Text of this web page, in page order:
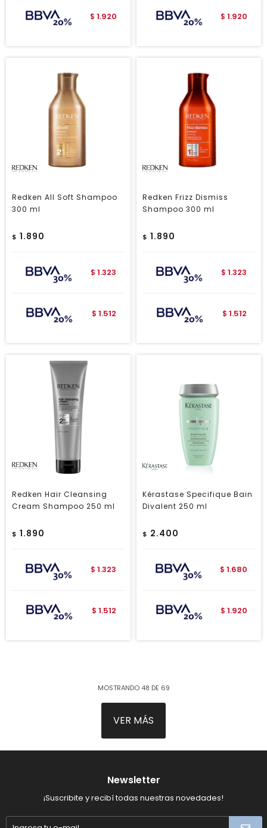
$ 1.920 $ 1.920
Redken All Soft Shampoo
300 ml
$ 1.890
$ 1.323
$ 1.512
Redken Frizz Dismiss
Shampoo 300 ml
$ 1.890
$ 1.323
$ 1.512
Redken Hair Cleansing
Cream Shampoo 250 ml
$ 1.890
$ 1.323
$ 1.512
Kérastase Specifique Bain
Divalent 250 ml
$ 2.400
$ 1.680
$ 1.920
MOSTRANDO 48 DE 69
VER MÁS
Newsletter
¡Suscribite y recibí todas nuestras novedades!